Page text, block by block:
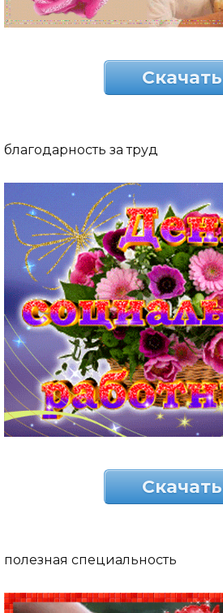
Скачать
благодарность за труд
Скачать
полезная специальность